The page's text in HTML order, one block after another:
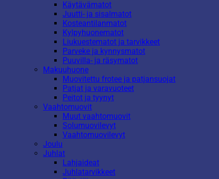
Käytävämatot
Juutti- ja sisalmatot
Kosteantilanmatot
Kylpyhuonematot
Liukuestematot ja tarvikkeet
Parveke ja kynnysmatot
Puuvilla- ja räsymatot
Makuuhuone
Muovitettu frotee ja patjansuojat
Patjat ja varavuoteet
Peitot ja tyynyt
Vaahtomuovit
Muut vaahtomuovit
Solumuovilevyt
Vaahtomuovilevyt
Joulu
Juhlat
Lahjaideat
Juhlatarvikkeet